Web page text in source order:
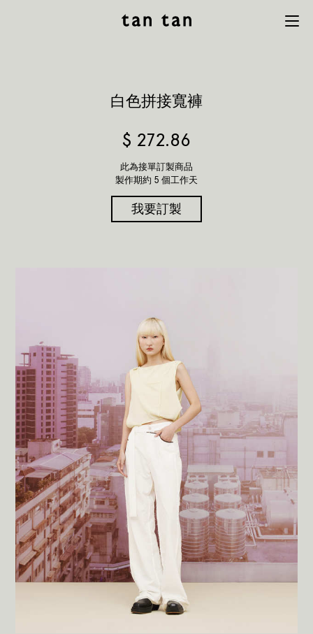
白色拼接寬褲
$ 272.86
此為接單訂製商品
製作期約 5 個工作天
我要訂製